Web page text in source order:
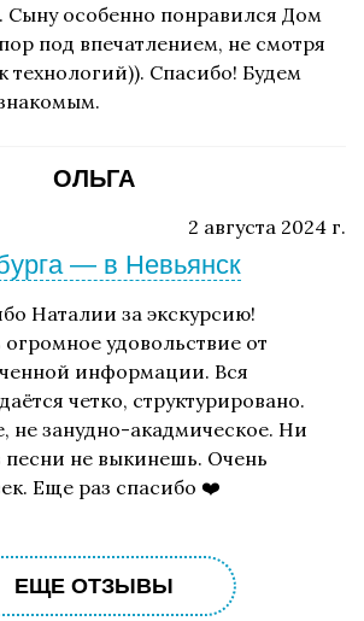
Сыну особенно понравился Дом
под впечатлением, не смотря
технологий)). Спасибо! Будем
ОЛЬГА
2 августа 2024 г.
— в Невьянск
Наталии за экскурсию!
удовольствие от
информации. Вся
четко, структурировано.
не занудно-акадмическое. Ни
песни не выкинешь. Очень
Еще раз спасибо ❤️
ЕЩЕ ОТЗЫВЫ